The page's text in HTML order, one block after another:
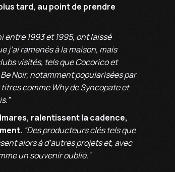
tard, au point de prendre
entre 1993 et ​​1995, ont laissé
j’ai ramenés à la maison, mais
visités, tels que Cocorico et
Noir, notamment popularisées par
comme Why de Syncopate et
ralentissent la cadence,
“Des producteurs clés tels que
alors à d’autres projets et, avec
un souvenir oublié.”